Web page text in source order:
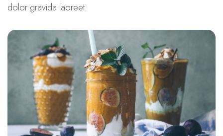
dolor gravida laoreet.